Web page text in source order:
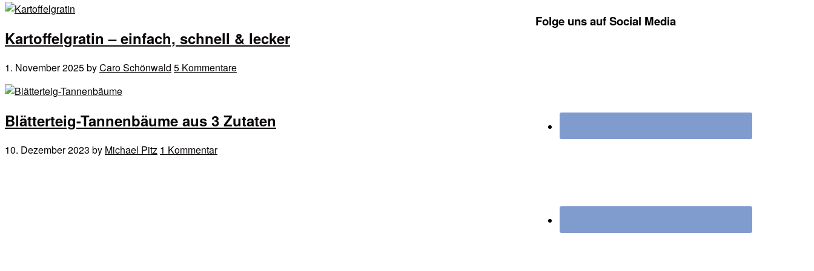
Kartoffelgratin – einfach, schnell & lecker
1. November 2025byCaro Schönwald 5 Kommentare
Blätterteig-Tannenbäume aus 3 Zutaten
10. Dezember 2023 by Michael Pitz 1 Kommentar
Folge uns auf Social Media